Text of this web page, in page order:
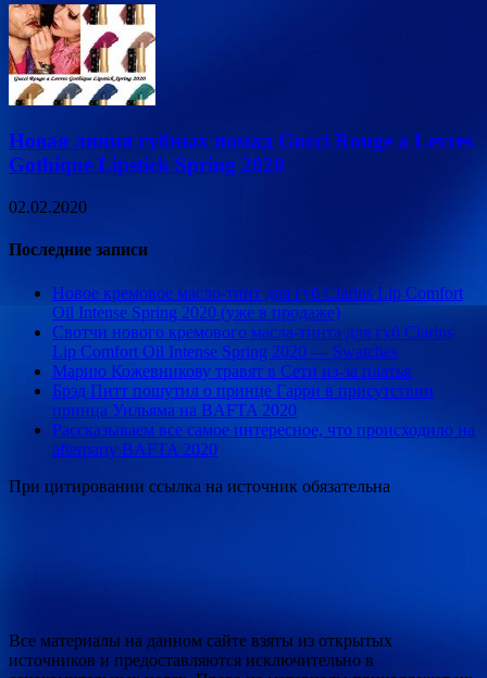
Новая линия губных помад Gucci Rouge a Levres
Gothique Lipstick Spring 2020
02.02.2020
Последние записи
Новое кремовое масло-тинт для губ Clarins Lip Сomfort
Oil Intense Spring 2020 (уже в продаже)
Свотчи нового кремового масла-тинта для губ Clarins
Lip Сomfort Oil Intense Spring 2020 — Swatches
Марию Кожевникову травят в Сети из-за платья
Брэд Питт пошутил о принце Гарри в присутствии
принца Уильяма на BAFTA 2020
Рассказываем все самое интересное, что происходило на
afterparty BAFTA 2020
При цитировании ссылка на источник обязательна
Все материалы на данном сайте взяты из открытых
источников и предоставляются исключительно в